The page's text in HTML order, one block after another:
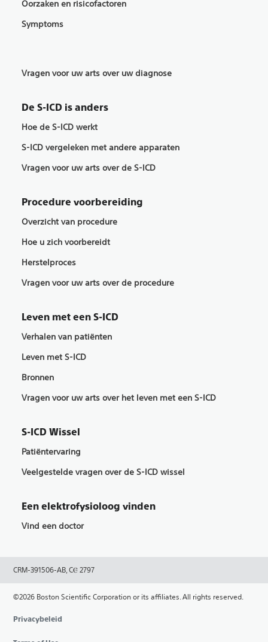
Oorzaken en risicofactoren
Symptoms
Vragen voor uw arts over uw diagnose
De S-ICD is anders
Hoe de S-ICD werkt
S-ICD vergeleken met andere apparaten
Vragen voor uw arts over de S-ICD
Procedure voorbereiding
Overzicht van procedure
Hoe u zich voorbereidt
Herstelproces
Vragen voor uw arts over de procedure
Leven met een S-ICD
Verhalen van patiënten
Leven met S-ICD
Bronnen
Vragen voor uw arts over het leven met een S-ICD
S-ICD Wissel
Patiëntervaring
Veelgestelde vragen over de S-ICD wissel
Een elektrofysioloog vinden
Vind een doctor
CRM-391506-AB, CⲈ 2797
©2026 Boston Scientific Corporation or its affiliates. All rights reserved.
Privacybeleid